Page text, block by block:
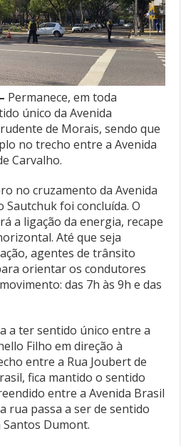
Permanece, em toda
único da Avenida
de Morais, sendo que
no trecho entre a Avenida
Carvalho.
no cruzamento da Avenida
Sautchuk foi concluída. O
a ligação da energia, recape
Até que seja
agentes de trânsito
orientar os condutores
das 7h às 9h e das
a ter sentido único entre a
Filho em direção à
entre a Rua Joubert de
fica mantido o sentido
entre a Avenida Brasil
rua passa a ser de sentido
Santos Dumont.